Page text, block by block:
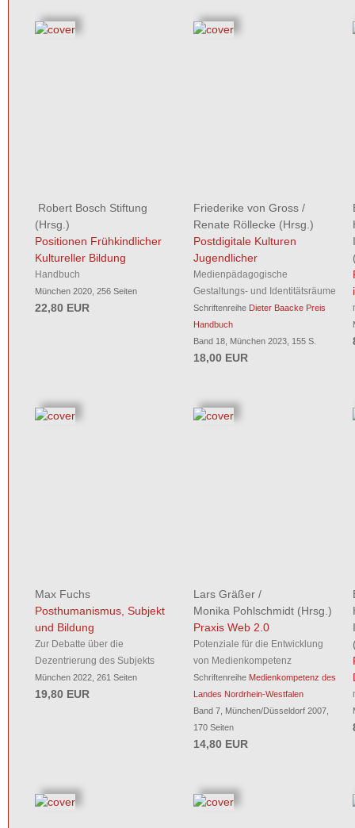
Robert Bosch Stiftung
(Hrsg.)
Positionen Frühkindlicher
Kultureller Bildung
Handbuch
München 2020, 256 Seiten
22,80 EUR
Friederike von Gross /
Renate Röllecke (Hrsg.)
Postdigitale Kulturen
Jugendlicher
Medienpädagogische
Gestaltungs- und Identitätsräume
Schriftenreihe Dieter Baacke Preis
Handbuch
Band 18, München 2023, 155 S.
18,00 EUR
Max Fuchs
Posthumanismus, Subjekt
und Bildung
Zur Debatte über die
Dezentrierung des Subjekts
München 2022, 261 Seiten
19,80 EUR
Lars Gräßer /
Monika Pohlschmidt (Hrsg.)
Praxis Web 2.0
Potenziale für die Entwicklung
von Medienkompetenz
Schriftenreihe Medienkompetenz des
Landes Nordrhein-Westfalen
Band 7, München/Düsseldorf 2007,
170 Seiten
14,80 EUR